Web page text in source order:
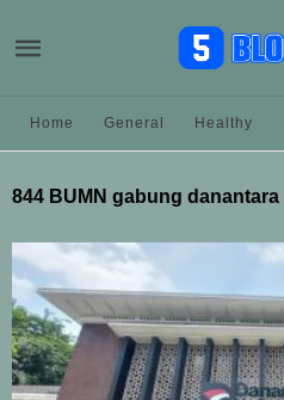
Home General Healthy
844 BUMN gabung danantara